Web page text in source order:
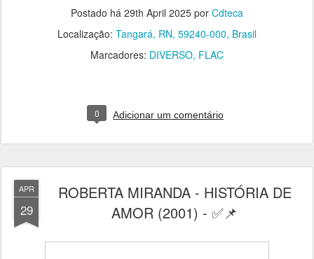
Postado há 29th April 2025 por Cdteca
Localização: Tangará, RN, 59240-000, Brasil
Marcadores: DIVERSO FLAC
0 Adicionar um comentário
APR
29
ROBERTA MIRANDA - HISTÓRIA DE
AMOR (2001) - ✅📌